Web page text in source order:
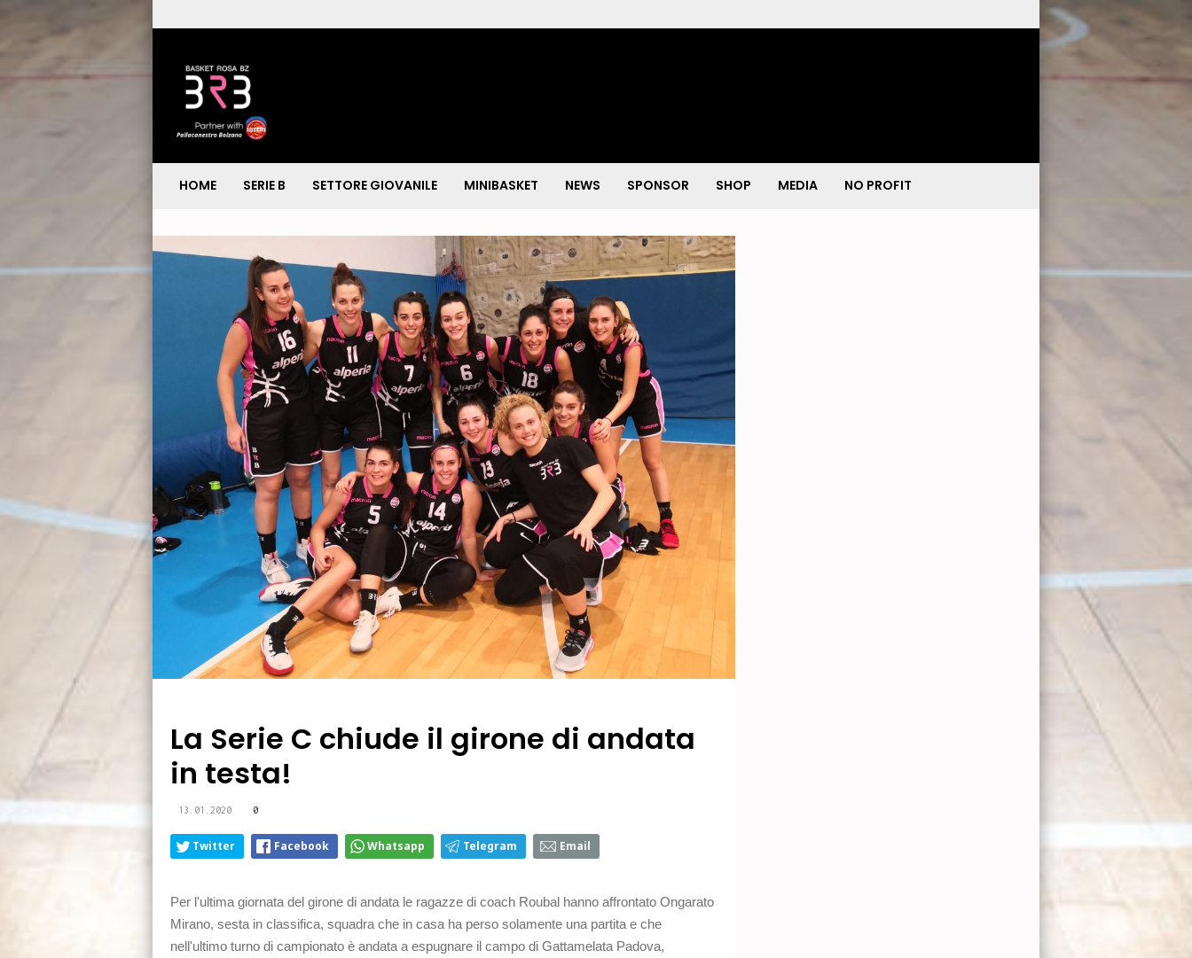
HOME SERIE B SETTORE GIOVANILE MINIBASKET NEWS SPONSOR SHOP MEDIA NO PROFIT
La Serie C chiude il girone di andata
in testa!
13.01.2020 0
Twitter Facebook Whatsapp Telegram Email
Per l'ultima giornata del girone di andata le ragazze di coach Roubal hanno affrontato Ongarato
Mirano, sesta in classifica, squadra che in casa ha perso solamente una partita e che
nell'ultimo turno di campionato è andata a espugnare il campo di Gattamelata Padova,